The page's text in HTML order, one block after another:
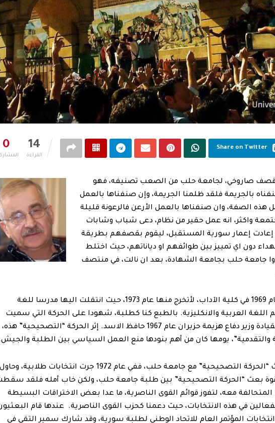
0 14
القراءة
Share on Twitter
قصف صاروخي، لجامعة حلب من الصعب تصنيفه، فهو
بالجريمة فلقد ظلمنا الجريمة، وإن صنفناها بالعمل
هذه الصفة، وان صنفناها بالعمل الأرعن فالرعونة قليلة
واكثر، انه عمل حقير من نظام، دعى شباب وشابات
إعمار سورية المستقبل، ليقوم بقصفهم بطريقة
دون اي تمييز بين طوائفهم او دياناتهم، حيث اختلط
جامعة حلب بجامعة الشهادة، بعد ان نالت، في منتصف
عَرفت جامعة حلب طالباً، عام 1969 في كلية الآداب، لأتخرج منها عام 1973، حيث انتقلت اليها مدرسا للغة
اللغة العربية والانكليزية. بالطبع كنا كطلبة، شهودا على الحركة التي سميت
زورا وبهتانا بـ “التصحيحية” بقيادة وزير دفاع هزيمة حزيران عام 1967 حافظ الاسد. إثر الحركة “التصحيحية” هذه،
والتقدمية”، يومها كان من أهم بنودها منع العمل السياسي بين الطلبة
هنا كانت بداية مشكلة بعث “الحركة التصحيحية” مع جامعة حلب، ففي عام 1972 جرت انتخابات طلابية، وحاول
بعث “الحركة التصحيحية” بين طلبة جامعة حلب، ولكن خاب أمله فلقد
معه، لتفوز قوائم القوى الناصرية، ما عدا بعض الاختراقات البسيطة
في هذه الانتخابات، حيث دعمنا كحزب القوى الناصرية. عندها قام
المؤتمر العام للاتحاد الوطني لطلبة سورية، وقد شارك سمير التقي في